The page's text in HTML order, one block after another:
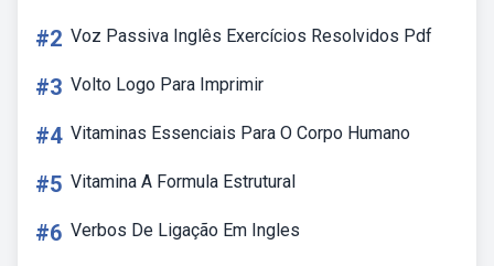
#2 Voz Passiva Inglês Exercícios Resolvidos Pdf
#3 Volto Logo Para Imprimir
#4 Vitaminas Essenciais Para O Corpo Humano
#5 Vitamina A Formula Estrutural
#6 Verbos De Ligação Em Ingles